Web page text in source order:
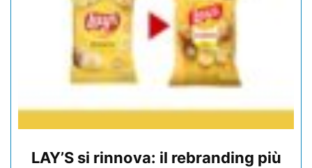
LAY’S si rinnova: il rebranding più